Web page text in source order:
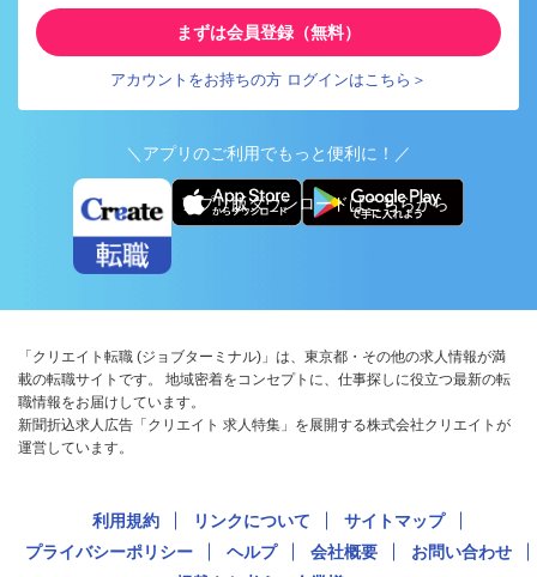
まずは会員登録（無料）
アカウントをお持ちの方 ログインはこちら＞
＼アプリのご利用でもっと便利に！／
アプリ版ダウンロードはこちらから
「クリエイト転職 (ジョブターミナル)」は、東京都・その他の求人情報が満
載の転職サイトです。 地域密着をコンセプトに、仕事探しに役立つ最新の転
職情報をお届けしています。
新聞折込求人広告「クリエイト 求人特集」を展開する株式会社クリエイトが
運営しています。
利用規約 リンクについて
サイトマップ
プライバシーポリシー
ヘルプ 会社概要
お問い合わせ